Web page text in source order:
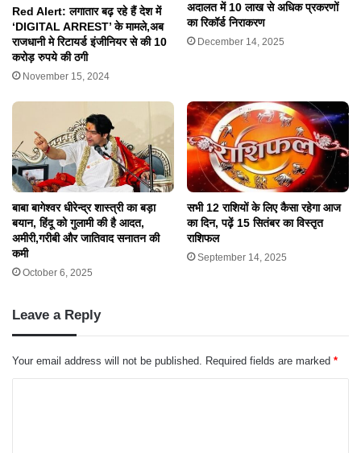
Red Alert: लगातार बढ़ रहे हैं देश में
‘DIGITAL ARREST’ के मामले,अब
राजधानी मे रिटायर्ड इंजीनियर से की 10
करोड़ रुपये की ठगी
November 15, 2024
अदालत में 10 लाख से अधिक प्रकरणों
का रिकॉर्ड निराकरण
December 14, 2025
बाबा बागेश्वर धीरेन्द्र शास्त्री का बड़ा
बयान, हिंदू को गुलामी की है आदत,
अमीरी,गरीबी और जातिवाद सनातन की
कमी
October 6, 2025
सभी 12 राशियों के लिए कैसा रहेगा आज
का दिन, पढ़ें 15 सितंबर का विस्तृत
राशिफल
September 14, 2025
Leave a Reply
Your email address will not be published. Required fields are marked *